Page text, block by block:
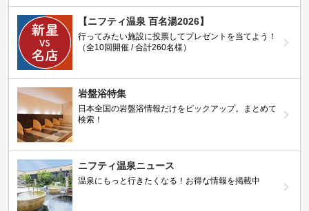
第20回ニフティ温泉年間ランキング2025
全国約2.2万件の中から頂点に選ばれた、2025年の人
気施設は…
ニフティ温泉 サウナランキング2026
おふろ好きユーザーの投票により、全国No.1サウナが
決定！
ニフティ温泉プレミアムクーポン
ノジマモバイル会員向け 通常よりもお得な「特別価
格」で人気の温泉を満喫できる！